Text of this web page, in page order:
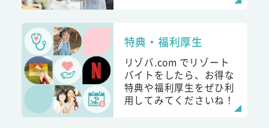
特典・福利厚生
リゾバ.com でリゾート
バイトをしたら、お得な
特典や福利厚生をぜひ利
用してみてくださいね！